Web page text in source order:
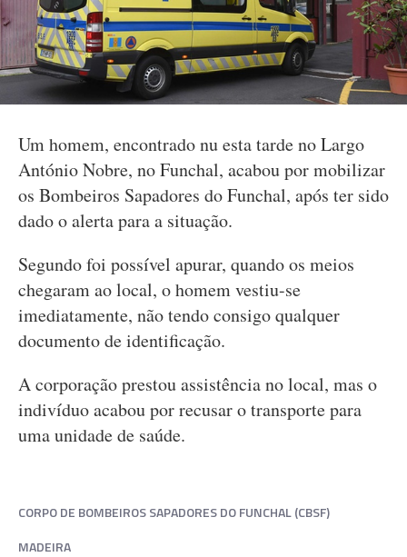
Um homem, encontrado nu esta tarde no Largo
António Nobre, no Funchal, acabou por mobilizar
os Bombeiros Sapadores do Funchal, após ter sido
dado o alerta para a situação.
Segundo foi possível apurar, quando os meios
chegaram ao local, o homem vestiu-se
imediatamente, não tendo consigo qualquer
documento de identificação.
A corporação prestou assistência no local, mas o
indivíduo acabou por recusar o transporte para
uma unidade de saúde.
CORPO DE BOMBEIROS SAPADORES DO FUNCHAL (CBSF)
MADEIRA